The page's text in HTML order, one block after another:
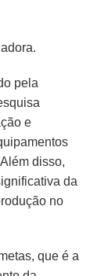
pela
e
disso,
da
no
que é a